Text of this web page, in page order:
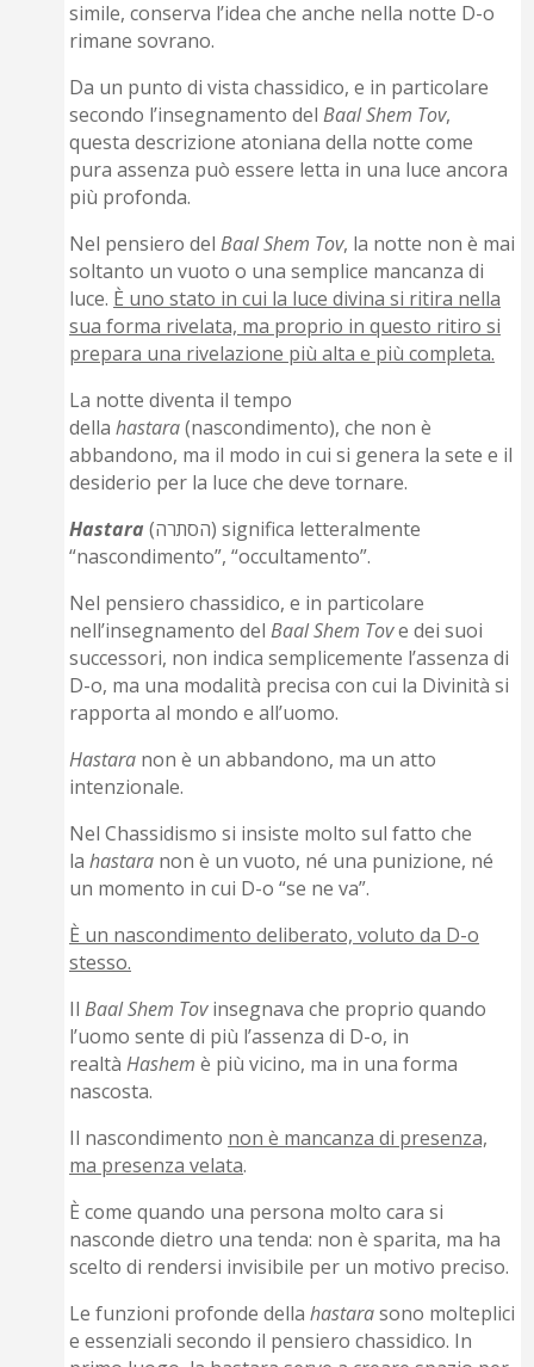
simile, conserva l’idea che anche nella notte D-o
rimane sovrano.
Da un punto di vista chassidico, e in particolare
secondo l’insegnamento delBaal Shem Tov,
questa descrizione atoniana della notte come
pura assenza può essere letta in una luce ancora
più profonda.
Nel pensiero delBaal Shem Tov, la notte non è mai
soltanto un vuoto o una semplice mancanza di
luce. È uno stato in cui la luce divina si ritira nella
sua forma rivelata, ma proprio in questo ritiro si
prepara una rivelazione più alta e più completa.
La notte diventa il tempo
dellahastara(nascondimento), che non è
abbandono, ma il modo in cui si genera la sete e il
desiderio per la luce che deve tornare.
Hastara (הסתרה) significa letteralmente
“nascondimento”, “occultamento”.
Nel pensiero chassidico, e in particolare
nell’insegnamento delBaal Shem Tove dei suoi
successori, non indica semplicemente l’assenza di
D-o, ma una modalità precisa con cui la Divinità si
rapporta al mondo e all’uomo.
Hastara non è un abbandono, ma un atto
intenzionale.
Nel Chassidismo si insiste molto sul fatto che
lahastara non è un vuoto, né una punizione, né
un momento in cui D-o “se ne va”.
È un nascondimento deliberato, voluto da D-o
stesso.
IlBaal Shem Tovinsegnava che proprio quando
l’uomo sente di più l’assenza di D-o, in
realtàHashem è più vicino, ma in una forma
nascosta.
Il nascondimento non è mancanza di presenza,
ma presenza velata.
È come quando una persona molto cara si
nasconde dietro una tenda: non è sparita, ma ha
scelto di rendersi invisibile per un motivo preciso.
Le funzioni profonde dellahastarasono molteplici
e essenziali secondo il pensiero chassidico. In